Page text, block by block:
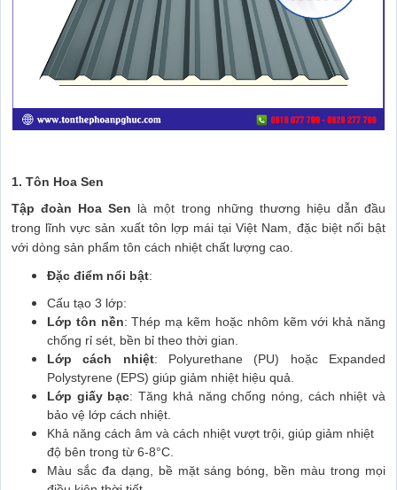
1. Tôn Hoa Sen
Tập đoàn Hoa Sen là một trong những thương hiệu dẫn đầu
trong lĩnh vực sản xuất tôn lợp mái tại Việt Nam, đặc biệt nổi bật
với dòng sản phẩm tôn cách nhiệt chất lượng cao.
Đặc điểm nổi bật:
Cấu tạo 3 lớp:
Lớp tôn nền: Thép mạ kẽm hoặc nhôm kẽm với khả năng
chống rỉ sét, bền bỉ theo thời gian.
Lớp cách nhiệt: Polyurethane (PU) hoặc Expanded
Polystyrene (EPS) giúp giảm nhiệt hiệu quả.
Lớp giấy bạc: Tăng khả năng chống nóng, cách nhiệt và
bảo vệ lớp cách nhiệt.
Khả năng cách âm và cách nhiệt vượt trội, giúp giảm nhiệt
độ bên trong từ 6-8°C.
Màu sắc đa dạng, bề mặt sáng bóng, bền màu trong mọi